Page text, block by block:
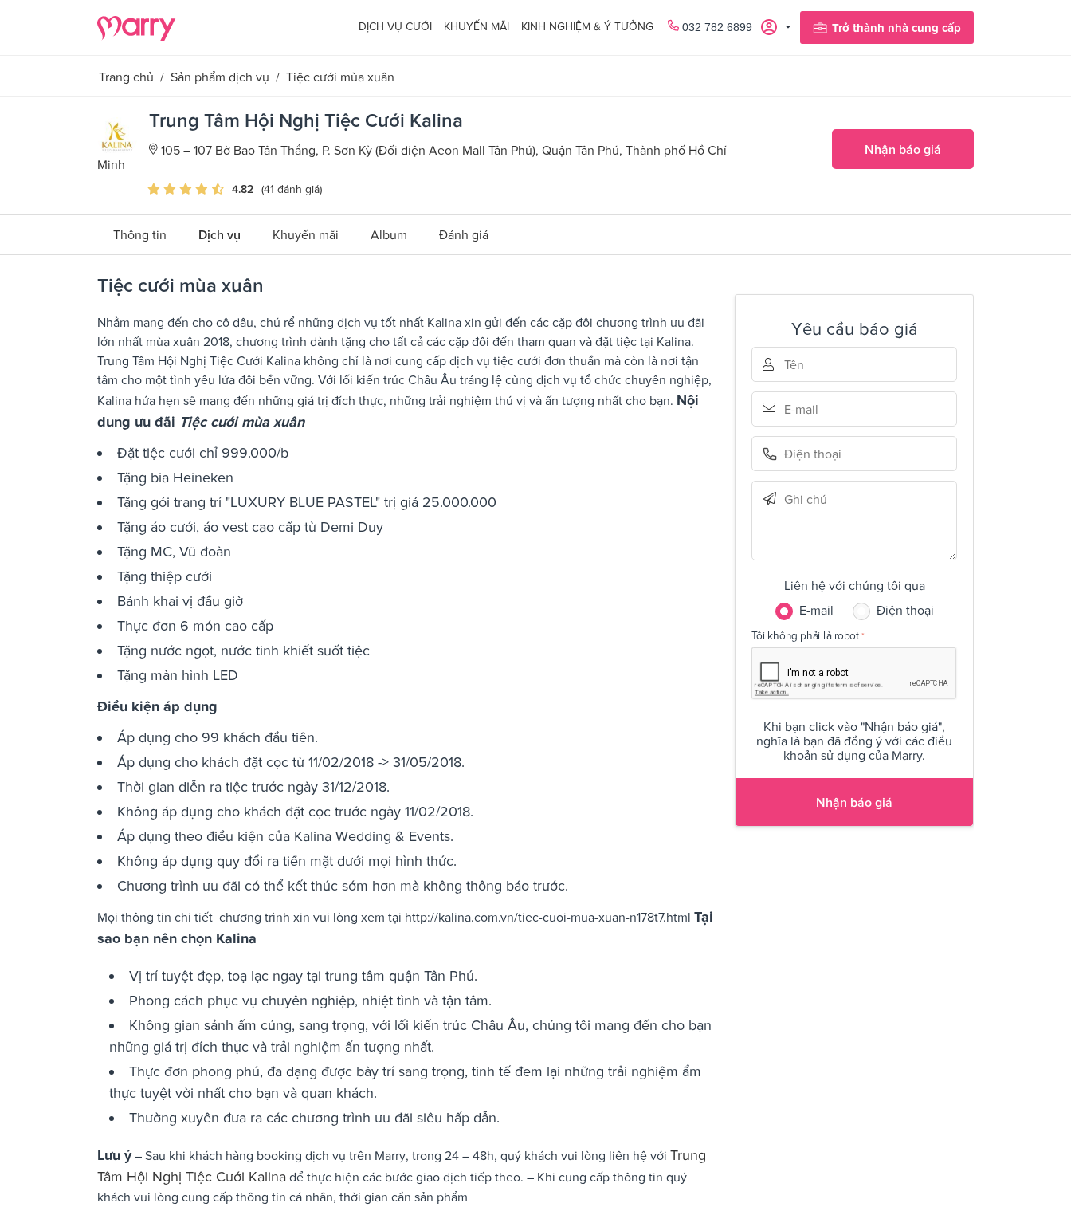
Trở thành nhà cung cấp
032 782 6899
DỊCH VỤ CƯỚI KHUYẾN MÃI KINH NGHIỆM & Ý TƯỞNG
Trang chủ / Sản phẩm dịch vụ / Tiệc cưới mùa xuân
Trung Tâm Hội Nghị Tiệc Cưới Kalina
105 – 107 Bờ Bao Tân Thắng, P. Sơn Kỳ (Đối diện Aeon Mall Tân Phú), Quận Tân Phú, Thành phố Hồ Chí
Minh
4.82 (41 đánh giá)
Nhận báo giá
Thông tin Dịch vụ Khuyến mãi Album Đánh giá
Tiệc cưới mùa xuân
Nhằm mang đến cho cô dâu, chú rể những dịch vụ tốt nhất Kalina xin gửi đến các cặp đôi chương trình ưu đãi
lớn nhất mùa xuân 2018, chương trình dành tặng cho tất cả các cặp đôi đến tham quan và đặt tiệc tại Kalina.
Trung Tâm Hội Nghị Tiệc Cưới Kalina không chỉ là nơi cung cấp dịch vụ tiệc cưới đơn thuần mà còn là nơi tận
tâm cho một tình yêu lứa đôi bền vững. Với lối kiến trúc Châu Âu tráng lệ cùng dịch vụ tổ chức chuyên nghiệp,
Kalina hứa hẹn sẽ mang đến những giá trị đích thực, những trải nghiệm thú vị và ấn tượng nhất cho bạn. Nội
dung ưu đãi Tiệc cưới mùa xuân
Đặt tiệc cưới chỉ 999.000/b
Tặng bia Heineken
Tặng gói trang trí "LUXURY BLUE PASTEL" trị giá 25.000.000
Tặng áo cưới, áo vest cao cấp từ Demi Duy
Tặng MC, Vũ đoàn
Tặng thiệp cưới
Bánh khai vị đầu giờ
Thực đơn 6 món cao cấp
Tặng nước ngọt, nước tinh khiết suốt tiệc
Tặng màn hình LED
Điều kiện áp dụng
Áp dụng cho 99 khách đầu tiên.
Áp dụng cho khách đặt cọc từ 11/02/2018 -> 31/05/2018.
Thời gian diễn ra tiệc trước ngày 31/12/2018.
Không áp dụng cho khách đặt cọc trước ngày 11/02/2018.
Áp dụng theo điều kiện của Kalina Wedding & Events.
Không áp dụng quy đổi ra tiền mặt dưới mọi hình thức.
Chương trình ưu đãi có thể kết thúc sớm hơn mà không thông báo trước.
Mọi thông tin chi tiết chương trình xin vui lòng xem tại http://kalina.com.vn/tiec-cuoi-mua-xuan-n178t7.html Tại
sao bạn nên chọn Kalina
Vị trí tuyệt đẹp, toạ lạc ngay tại trung tâm quận Tân Phú.
Phong cách phục vụ chuyên nghiệp, nhiệt tình và tận tâm.
Không gian sảnh ấm cúng, sang trọng, với lối kiến trúc Châu Âu, chúng tôi mang đến cho bạn
những giá trị đích thực và trải nghiệm ấn tượng nhất.
Thực đơn phong phú, đa dạng được bày trí sang trọng, tinh tế đem lại những trải nghiệm ẩm
thực tuyệt vời nhất cho bạn và quan khách.
Thường xuyên đưa ra các chương trình ưu đãi siêu hấp dẫn.
Lưu ý– Sau khi khách hàng booking dịch vụ trên Marry, trong 24 – 48h, quý khách vui lòng liên hệ với Trung
Tâm Hội Nghị Tiệc Cưới Kalina để thực hiện các bước giao dịch tiếp theo. – Khi cung cấp thông tin quý
khách vui lòng cung cấp thông tin cá nhân, thời gian cần sản phẩm
Yêu cầu báo giá
Liên hệ với chúng tôi qua
E-mail
Điện thoại
Tôi không phải là robot
Khi bạn click vào "Nhận báo giá",
nghĩa là bạn đã đồng ý với các điều
khoản sử dụng của Marry.
Nhận báo giá